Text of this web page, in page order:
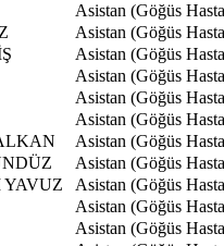
Asistan (Göğüs
Asistan (Göğüs
Asistan (Göğüs
Asistan (Göğüs
Asistan (Göğüs
Asistan (Göğüs
Asistan (Göğüs
Asistan (Göğüs
Asistan (Göğüs
Asistan (Göğüs
Asistan (Göğüs